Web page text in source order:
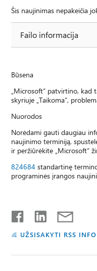
Šis naujinimas nepakeičia
Failo informacija
Būsena
„Microsoft“ patvirtino,
skyriuje „Taikoma“,
Nuorodos
Norėdami gauti daugiau
naujinimo terminiją,
ir peržiūrėkite „Microsoft“
824684 standartinę
programinės įrangos
UŽSISAKYTI RSS